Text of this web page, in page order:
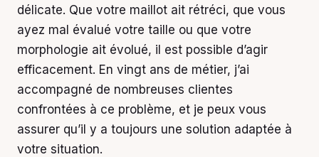
délicate. Que votre maillot ait rétréci, que vous
ayez mal évalué votre taille ou que votre
morphologie ait évolué, il est possible d’agir
efficacement. En vingt ans de métier, j’ai
accompagné de nombreuses clientes
confrontées à ce problème, et je peux vous
assurer qu’il y a toujours une solution adaptée à
votre situation.